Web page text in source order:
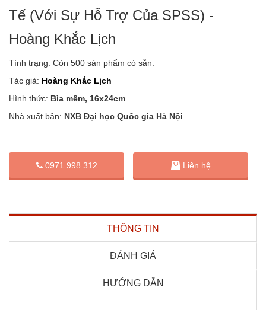
Tế (Với Sự Hỗ Trợ Của SPSS) -
Hoàng Khắc Lịch
Tình trạng: Còn 500 sản phẩm có sẵn.
Tác giả: Hoàng Khắc Lịch
Hình thức: Bìa mềm, 16x24cm
Nhà xuất bản: NXB Đại học Quốc gia Hà Nội
0971 998 312 Liên hệ
THÔNG TIN
ĐÁNH GIÁ
HƯỚNG DẪN